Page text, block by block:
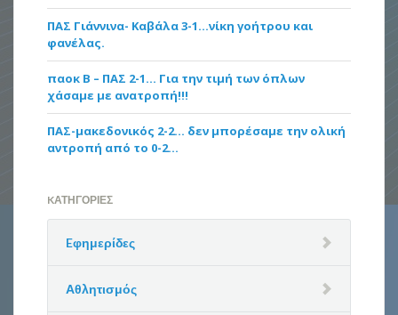
ΠΑΣ Γιάννινα- Καβάλα 3-1…νίκη γοήτρου και
φανέλας.
παοκ Β – ΠΑΣ 2-1… Για την τιμή των όπλων
χάσαμε με ανατροπή!!!
ΠΑΣ-μακεδονικός 2-2… δεν μπορέσαμε την ολική
αντροπή από το 0-2…
KΑΤΗΓΟΡΊΕΣ
Eφημερίδες
Αθλητισμός